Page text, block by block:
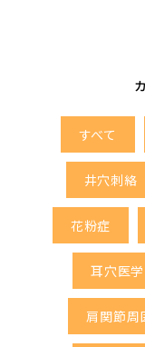
すべて
井穴刺絡
花粉症
耳穴医学
肩関節周